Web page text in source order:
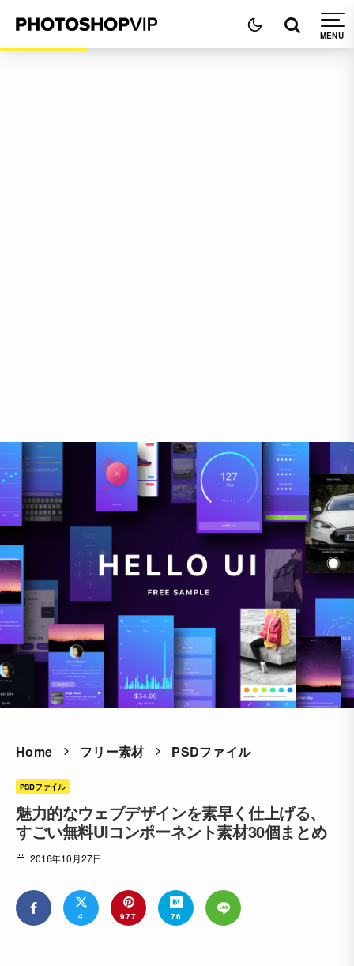
Home フリー素材 PSDファイル
PSDファイル
魅力的なウェブデザインを素早く仕上げる、
すごい無料UIコンポーネント素材30個まとめ
2016年10月27日
4 977 76